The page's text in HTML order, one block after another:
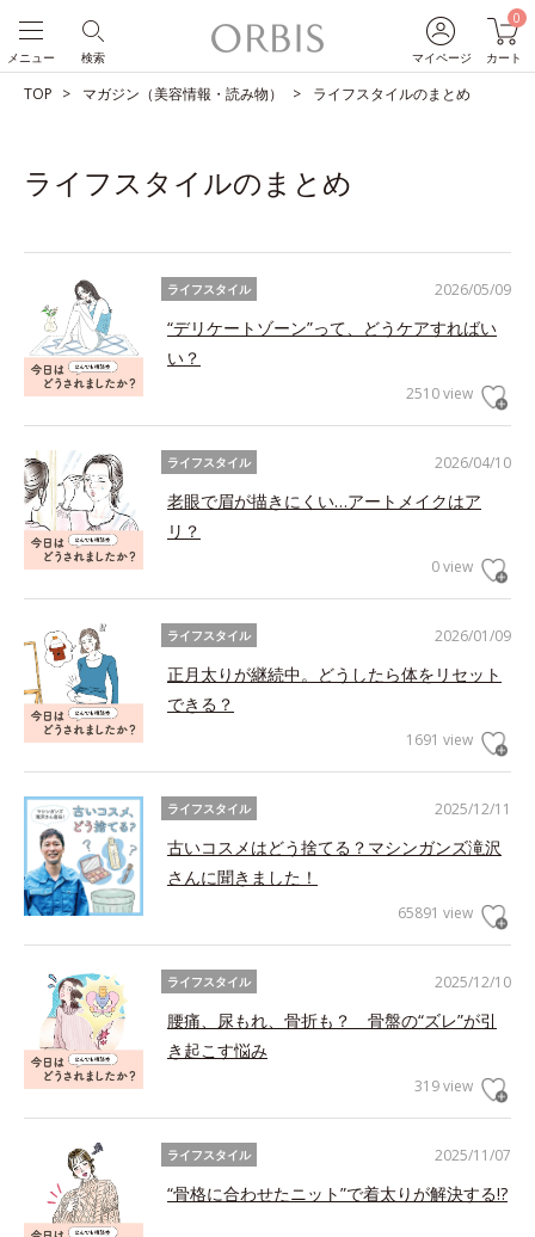
マイページ
0
カート
検索
メニュー
TOP マガジン（美容情報・読み物） ライフスタイルのまとめ
ライフスタイルのまとめ
2026/05/09
ライフスタイル
“デリケートゾーン”って、どうケアすればい
い？
2510 view
2026/04/10
ライフスタイル
老眼で眉が描きにくい…アートメイクはア
リ？
0 view
2026/01/09
ライフスタイル
正月太りが継続中。どうしたら体をリセット
できる？
1691 view
2025/12/11
ライフスタイル
古いコスメはどう捨てる？マシンガンズ滝沢
さんに聞きました！
65891 view
2025/12/10
ライフスタイル
腰痛、尿もれ、骨折も？ 骨盤の“ズレ”が引
き起こす悩み
319 view
2025/11/07
ライフスタイル
“骨格に合わせたニット”で着太りが解決する!?